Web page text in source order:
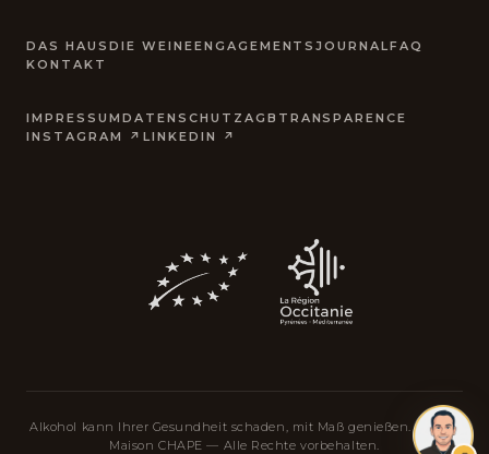
DAS HAUS DIE WEINEENGAGEMENTSJOURNALFAQ
KONTAKT
IMPRESSUM DATENSCHUTZ AGB TRANSPARENCE
INSTAGRAM ↗ LINKEDIN ↗
Alkohol kann Ihrer Gesundheit schaden, mit Maß genießen. © 2026
Maison CHAPE — Alle Rechte vorbehalten.